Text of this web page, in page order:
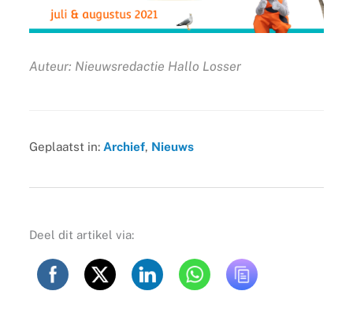
Auteur: Nieuwsredactie Hallo Losser
Geplaatst in: Archief, Nieuws
Deel dit artikel via: